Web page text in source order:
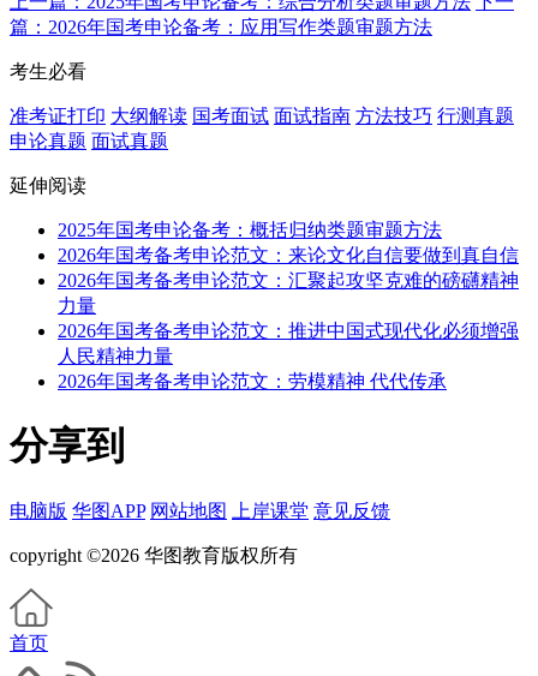
篇：2026年国考申论备考：应用写作类题审题方法
考生必看
准考证打印 大纲解读 国考面试 面试指南 方法技巧 行测真题
申论真题 面试真题
延伸阅读
2025年国考申论备考：概括归纳类题审题方法
2026年国考备考申论范文：来论文化自信要做到真自信
2026年国考备考申论范文：汇聚起攻坚克难的磅礴精神
力量
2026年国考备考申论范文：推进中国式现代化必须增强
人民精神力量
2026年国考备考申论范文：劳模精神 代代传承
分享到
电脑版 华图APP 网站地图 上岸课堂 意见反馈
copyright ©2026 华图教育版权所有
首页